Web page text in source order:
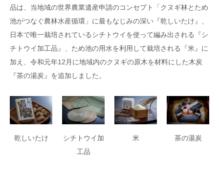
品は、当地域の世界農業遺産申請のコンセプト「クヌギ林とため
池がつなぐ農林水産循環」に最もなじみの深い『乾しいたけ』、
日本で唯一栽培されているシチトウイを使って編み出される『シ
チトウイ加工品』、ため池の用水を利用して栽培される『米』に
加え、令和元年12月に地域内のクヌギの原木を材料にした木炭
『茶の湯炭』を追加しました。
乾しいたけ
シチトウイ加
工品
米 茶の湯炭